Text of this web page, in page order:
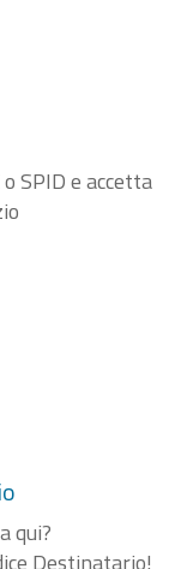
SPID e accetta
qui?
Destinatario!